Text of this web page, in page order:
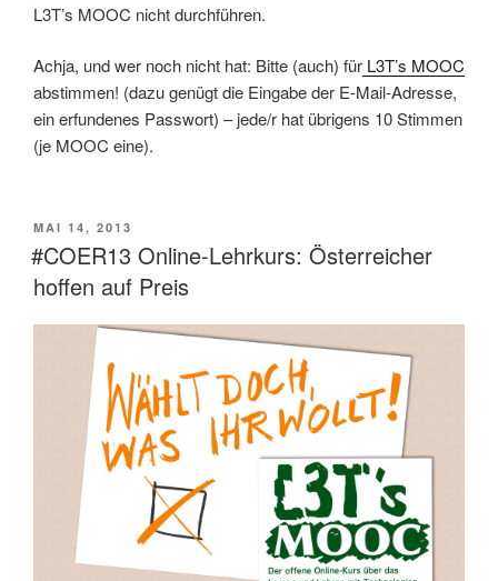
L3T’s MOOC nicht durchführen.
Achja, und wer noch nicht hat: Bitte (auch) für L3T’s MOOC
abstimmen! (dazu genügt die Eingabe der E-Mail-Adresse,
ein erfundenes Passwort) – jede/r hat übrigens 10 Stimmen
(je MOOC eine).
VERÖFFENTLICHT
AM
MAI 14, 2013
#COER13 Online-Lehrkurs: Österreicher
hoffen auf Preis